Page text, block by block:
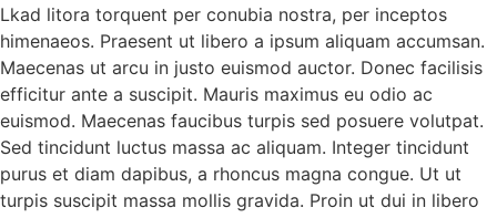
Lkad litora torquent per conubia nostra, per inceptos
himenaeos. Praesent ut libero a ipsum aliquam accumsan.
Maecenas ut arcu in justo euismod auctor. Donec facilisis
efficitur ante a suscipit. Mauris maximus eu odio ac
euismod. Maecenas faucibus turpis sed posuere volutpat.
Sed tincidunt luctus massa ac aliquam. Integer tincidunt
purus et diam dapibus, a rhoncus magna congue. Ut ut
turpis suscipit massa mollis gravida. Proin ut dui in libero